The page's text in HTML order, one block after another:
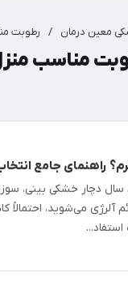
معین درمان / رطوبت
مناسب
راهنمای جامع
دچار خشکی بینی،
آلرژی می‌شوید،